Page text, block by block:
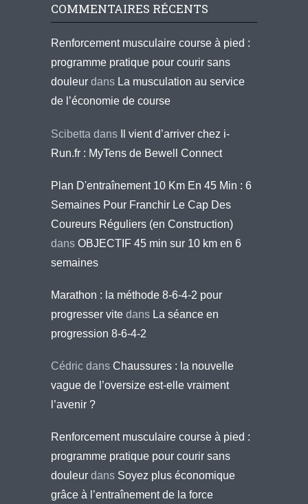
COMMENTAIRES RÉCENTS
Renforcement musculaire course à pied :
programme pratique pour courir sans
douleur dans La musculation au service
de l’économie de course
Scibetta dans
Il vient d’arriver chez i-
Run.fr : MyTens de Bewell Connect
Plan D'entraînement 10 Km En 45 Min : 6
Semaines Pour Franchir Le Cap Des
Coureurs Réguliers (en Construction)
dans OBJECTIF 45 min sur 10 km en 6
semaines
Marathon : la méthode 8-6-4-2 pour
progresser vite dans La séance en
progression 8-6-4-2
Cédric dans Chaussures : la nouvelle
vague de l’oversize est-elle vraiment
l’avenir ?
Renforcement musculaire course à pied :
programme pratique pour courir sans
douleur dans Soyez plus économique
grâce à l’entraînement de la force